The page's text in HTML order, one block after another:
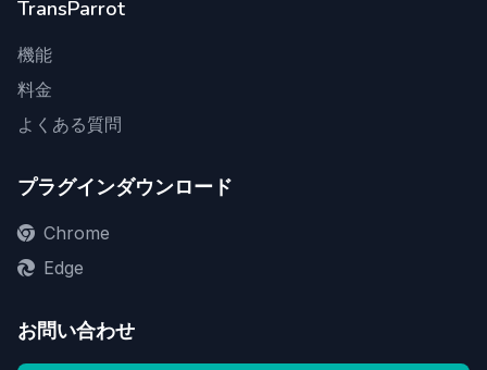
TransParrot
機能
料金
よくある質問
プラグインダウンロード
Chrome
Edge
お問い合わせ